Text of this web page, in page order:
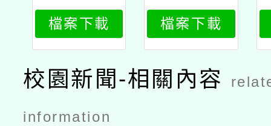
年度教師專
業成長研習
實施計畫夢
的n次方素
養工作坊–
中二區南投
檔案下載
年度教師專
業成長研習
實施計畫夢
的n次方素
養工作坊–
檔案下載
校園新聞-相關內容
information